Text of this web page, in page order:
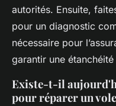
autorités. Ensuite,
pour un diagnostic
nécessaire pour
garantir une
Existe-t-il
pour réparer un